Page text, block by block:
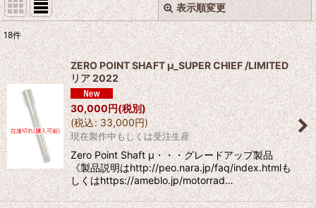
表示順変更
表示数:
並び順:
絞り込む
閉じる
18件
ZERO POINT SHAFT μ_SUPER CHIEF /LIMITED
リア 2022
30,000円(税別)
(税込: 33,000円)
現在製作中もしくは受注生産
Zero Point Shaft μ・・・グレードアップ製品
《製品説明はhttp://peo.nara.jp/faq/index.htmlも
しくはhttps://ameblo.jp/motorrad…